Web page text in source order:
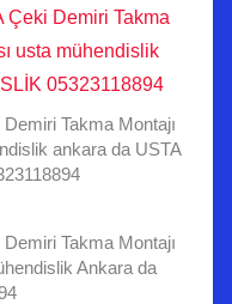
Takma Montajı
ankara da USTA
Takma Montajı
Ankara da